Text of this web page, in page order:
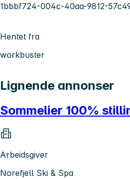
1bbbf724-004c-40aa-9812-
Hentet fra
workbuster
Lignende annonser
Sommelier 100%
Arbeidsgiver
Norefjell Ski & Spa